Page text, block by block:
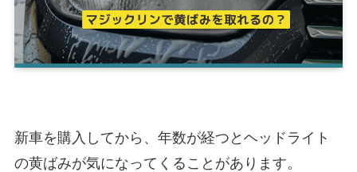
新車を購入してから、年数が経つとヘッドライト
の黄ばみが気になってくることがあります。